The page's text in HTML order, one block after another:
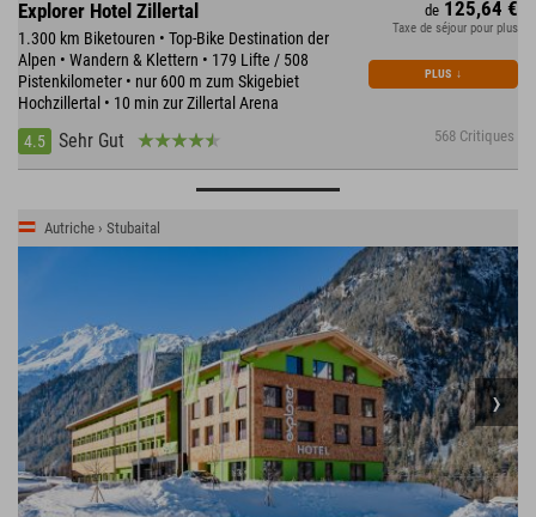
Explorer Hotel Zillertal
1.300 km Biketouren • Top-Bike Destination der
Alpen • Wandern & Klettern • 179 Lifte / 508
Pistenkilometer • nur 600 m zum Skigebiet
Hochzillertal • 10 min zur Zillertal Arena
4.5
Sehr Gut 568 Critiques
de 125,64 €
Taxe de séjour pour plus
PLUS ↓
Autriche › Stubaital